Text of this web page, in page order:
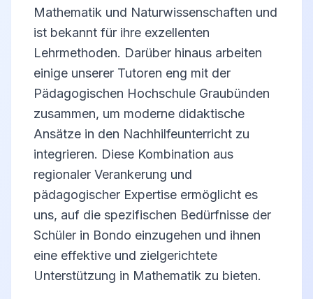
Mathematik und Naturwissenschaften und
ist bekannt für ihre exzellenten
Lehrmethoden. Darüber hinaus arbeiten
einige unserer Tutoren eng mit der
Pädagogischen Hochschule Graubünden
zusammen, um moderne didaktische
Ansätze in den Nachhilfeunterricht zu
integrieren. Diese Kombination aus
regionaler Verankerung und
pädagogischer Expertise ermöglicht es
uns, auf die spezifischen Bedürfnisse der
Schüler in Bondo einzugehen und ihnen
eine effektive und zielgerichtete
Unterstützung in Mathematik zu bieten.